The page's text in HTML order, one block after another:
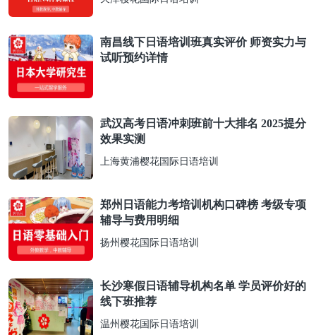
南昌线下日语培训班真实评价 师资实力与
试听预约详情
武汉高考日语冲刺班前十大排名 2025提分
效果实测
上海黄浦樱花国际日语培训
郑州日语能力考培训机构口碑榜 考级专项
辅导与费用明细
扬州樱花国际日语培训
长沙寒假日语辅导机构名单 学员评价好的
线下班推荐
温州樱花国际日语培训